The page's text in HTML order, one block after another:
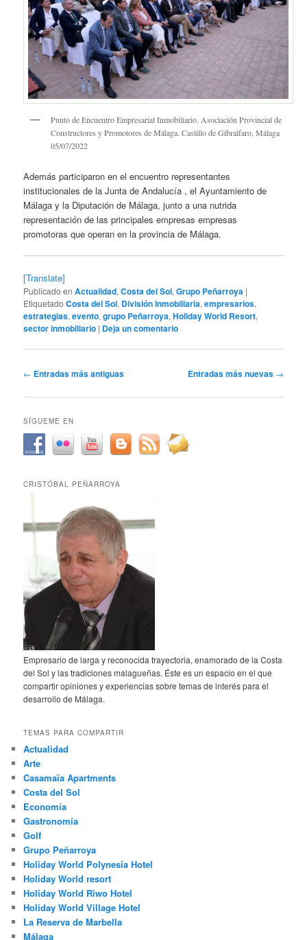
Punto de Encuentro Empresarial Inmobiliario. Asociación Provincial de
Constructores y Promotores de Málaga. Castillo de Gibralfaro, Málaga
05/07/2022
Además participaron en el encuentro representantes
institucionales de la Junta de Andalucía , el Ayuntamiento de
Málaga y la Diputación de Málaga, junto a una nutrida
representación de las principales empresas empresas
promotoras que operan en la provincia de Málaga.
[Translate]
Publicado en Actualidad,Costa del Sol,Grupo Peñarroya |
Etiquetado Costa del Sol, División Inmobiliaria,empresarios,
estrategias,evento,grupo Peñarroya,Holiday World Resort,
sector inmobiliario | Deja un comentario
Navegación
entradas
← Entradas más antiguas Entradas más nuevas →
SÍGUEME EN
CRISTÓBAL PEÑARROYA
Empresario de larga y reconocida trayectoria, enamorado de la Costa
del Sol y las tradiciones malagueñas. Éste es un espacio en el que
compartir opiniones y experiencias sobre temas de interés para el
desarrollo de Málaga.
TEMAS PARA COMPARTIR
Actualidad
Arte
Casamaïa Apartments
Costa del Sol
Economía
Gastronomía
Golf
Grupo Peñarroya
Holiday World Polynesia Hotel
Holiday World resort
Holiday World Riwo Hotel
Holiday World Village Hotel
La Reserva de Marbella
Málaga